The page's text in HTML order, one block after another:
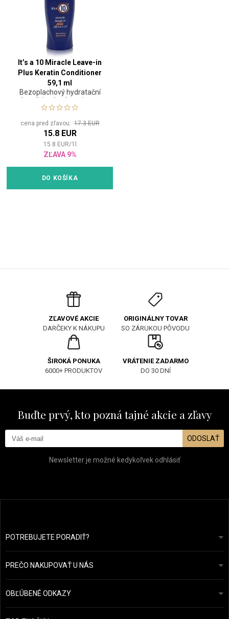
It’s a 10 Miracle Leave-in
Plus Keratin Conditioner
59,1 ml
Bezoplachový hydratační
kondicionér s keratinem
cena pred zľavou:17.3 EUR
15.8 EUR
15.8 EUR/1
ZĽAVA 9%
DO KOŠÍKA
ZĽAVOVÉ AKCIE
DARČEKY K NÁKUPU
ORIGINÁLNY TOVAR
SO ZÁRUKOU PÔVODU
ŠIROKÁ PONUKA
6000+ PRODUKTOV
VRÁTENIE ZADARMO
DO 30 DNÍ
Buďte prvý, kto pozná tajné akcie a zľavy
ODOSLAŤ
Newsletter je možné kedykoľvek odhlásiť
POTREBUJETE PORADIŤ?info@prozdravevlasy.cz
Odpovieme do 24 hodín.
PREČO NAKUPOVAŤ U NÁS
Obchodní podmínky
Ochrana osobních údajů
Přehled plateb a dopravy
OBĽÚBENÉ ODKAZY
Náš příběh
Kérastase